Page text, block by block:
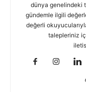
dünya genelindeki
gündemle ilgili
değerli
talepleriniz